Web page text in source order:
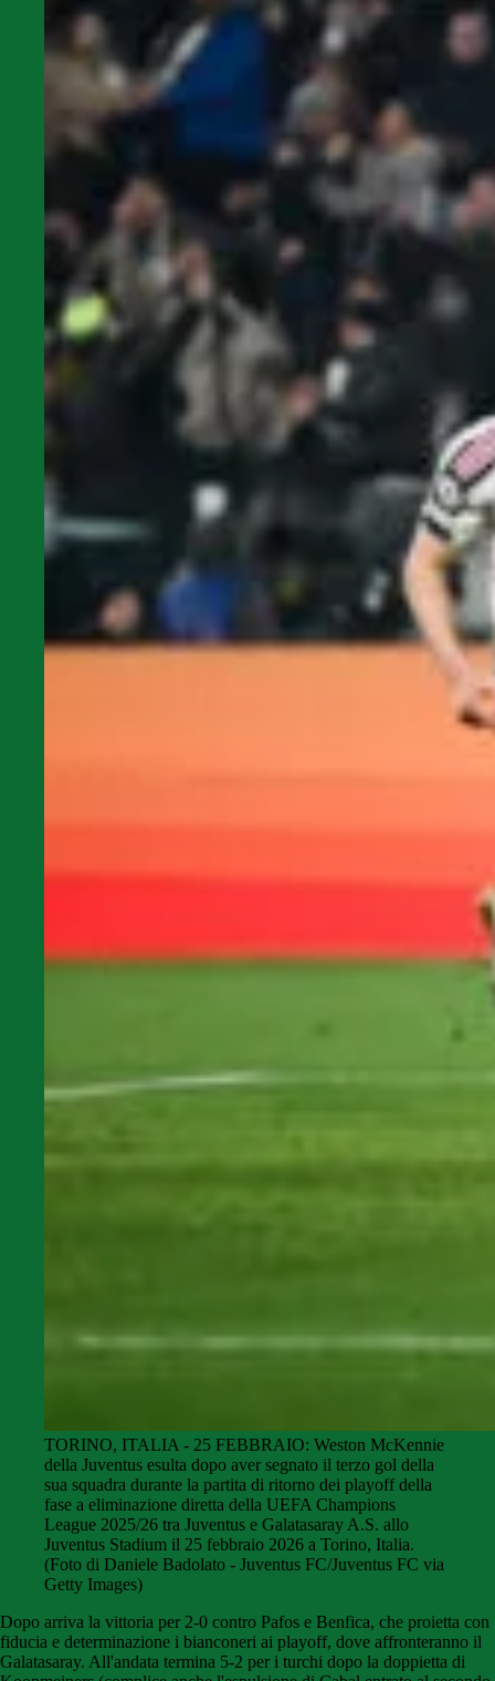
TORINO, ITALIA - 25 FEBBRAIO: Weston McKennie
della Juventus esulta dopo aver segnato il terzo gol della
sua squadra durante la partita di ritorno dei playoff della
fase a eliminazione diretta della UEFA Champions
League 2025/26 tra Juventus e Galatasaray A.S. allo
Juventus Stadium il 25 febbraio 2026 a Torino, Italia.
(Foto di Daniele Badolato - Juventus FC/Juventus FC via
Getty Images)
Dopo arriva la vittoria per 2-0 contro Pafos e Benfica, che proietta con
fiducia e determinazione i bianconeri ai playoff, dove affronteranno il
Galatasaray. All'andata termina 5-2 per i turchi dopo la doppietta di